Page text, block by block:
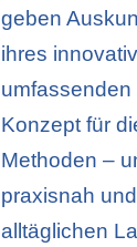
geben
ihres
Konzept für
Methoden –
praxisnah
alltäglichen